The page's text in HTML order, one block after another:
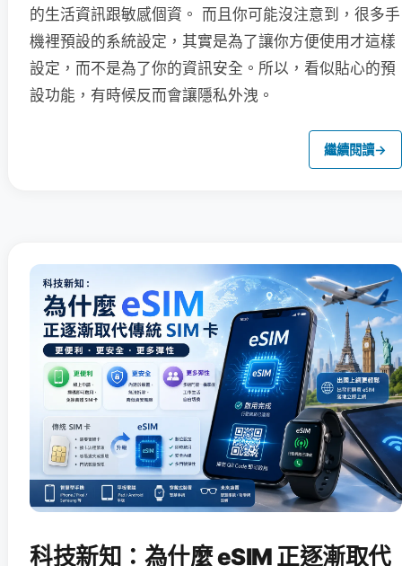
的生活資訊跟敏感個資。 而且你可能沒注意到，很多手
機裡預設的系統設定，其實是為了讓你方便使用才這樣
設定，而不是為了你的資訊安全。所以，看似貼心的預
設功能，有時候反而會讓隱私外洩。
繼續閱讀→
科技新知：為什麼 eSIM 正逐漸取代